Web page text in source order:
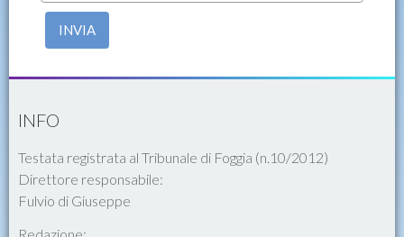
INVIA
INFO
Testata registrata al Tribunale di Foggia (n.10/2012)
Direttore responsabile:
Fulvio di Giuseppe